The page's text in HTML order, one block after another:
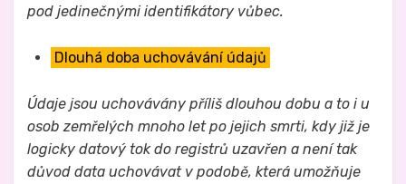
pod jedinečnými identifikátory vůbec.
Dlouhá doba uchovávání údajů
Údaje jsou uchovávány příliš dlouhou dobu a to i u
osob zemřelých mnoho let po jejich smrti, kdy již je
logicky datový tok do registrů uzavřen a není tak
důvod data uchovávat v podobě, která umožňuje